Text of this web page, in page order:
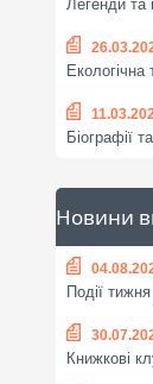
Легенди та
Екологічна
Біографії
Новини
Події
Книжкові